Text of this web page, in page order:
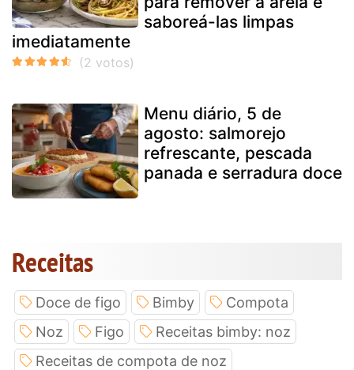
saboreá-las limpas
imediatamente
Menu diário, 5 de
agosto: salmorejo
refrescante, pescada
panada e serradura doce
Receitas
Doce de figo Bimby
Compota
Noz
Figo
Receitas bimby: noz
Receitas de compota de noz